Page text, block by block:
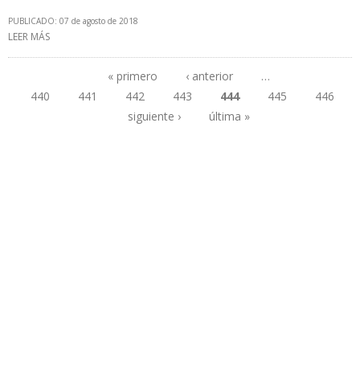
PUBLICADO: 07 de agosto de 2018
LEER MÁS
Páginas
« primero ‹ anterior
…
440
441 442 443 444 445
446
siguiente ›
última »